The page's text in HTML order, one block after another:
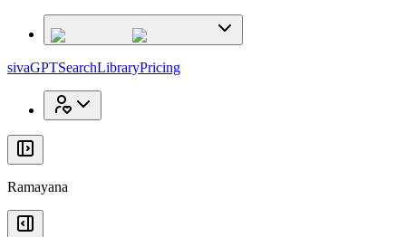
sivaGPTSearchLibraryPricing
Ramayana